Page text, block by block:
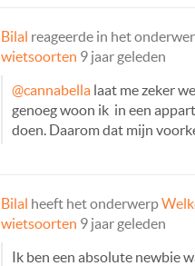
Bilal reageerde in het
wietsoorten 9 jaar geleden
@cannabella laat me zeker
genoeg woon ik in een
doen. Daarom dat mijn
Bilal heeft het onderwerp
wietsoorten 9 jaar geleden
Ik ben een absolute newbie